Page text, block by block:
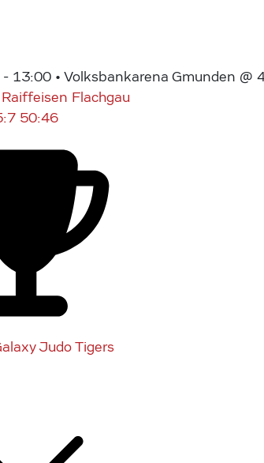
13:00 • Volksbankarena Gmunden @
Flachgau
50:46
Judo Tigers